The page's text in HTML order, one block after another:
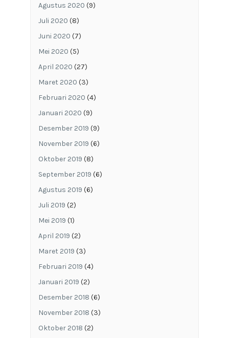
Agustus 2020 (9)
Juli 2020 (8)
Juni 2020 (7)
Mei 2020 (5)
April 2020 (27)
Maret 2020 (3)
Februari 2020 (4)
Januari 2020 (9)
Desember 2019 (9)
November 2019 (6)
Oktober 2019 (8)
September 2019 (6)
Agustus 2019 (6)
Juli 2019 (2)
Mei 2019 (1)
April 2019 (2)
Maret 2019 (3)
Februari 2019 (4)
Januari 2019 (2)
Desember 2018 (6)
November 2018 (3)
Oktober 2018 (2)